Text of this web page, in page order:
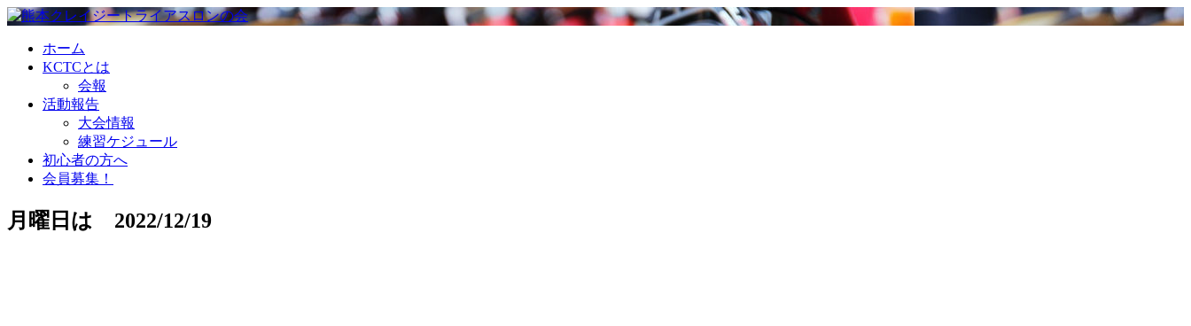
ホーム
KCTCとは
会報
活動報告
大会情報
練習ケジュール
初心者の方へ
会員募集！
月曜日は 2022/12/19